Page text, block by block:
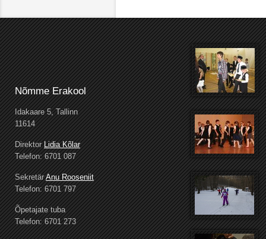
Nõmme Erakool
Idakaare 5, Tallinn
11614
DirektorLidia Kõlar
Telefon: 6701 087
SekretärAnu Rooseniit
Telefon: 6701 797
Õpetajate tuba
Telefon: 6701 273